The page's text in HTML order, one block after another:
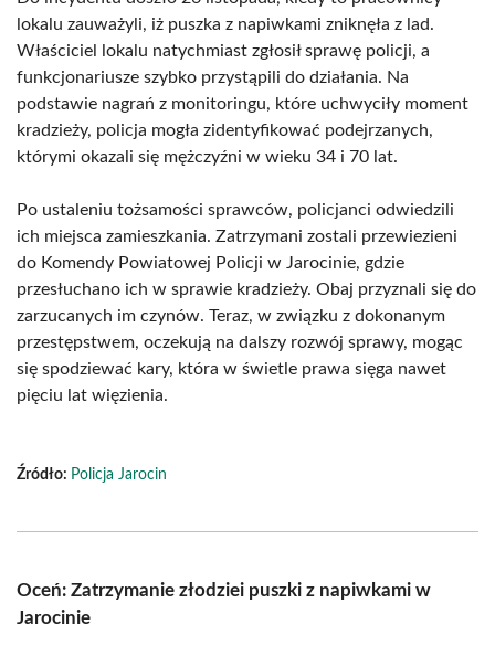
lokalu zauważyli, iż puszka z napiwkami zniknęła z lad.
Właściciel lokalu natychmiast zgłosił sprawę policji, a
funkcjonariusze szybko przystąpili do działania. Na
podstawie nagrań z monitoringu, które uchwyciły moment
kradzieży, policja mogła zidentyfikować podejrzanych,
którymi okazali się mężczyźni w wieku 34 i 70 lat.
Po ustaleniu tożsamości sprawców, policjanci odwiedzili
ich miejsca zamieszkania. Zatrzymani zostali przewiezieni
do Komendy Powiatowej Policji w Jarocinie, gdzie
przesłuchano ich w sprawie kradzieży. Obaj przyznali się do
zarzucanych im czynów. Teraz, w związku z dokonanym
przestępstwem, oczekują na dalszy rozwój sprawy, mogąc
się spodziewać kary, która w świetle prawa sięga nawet
pięciu lat więzienia.
Źródło: Policja Jarocin
Oceń: Zatrzymanie złodziei puszki z napiwkami w
Jarocinie